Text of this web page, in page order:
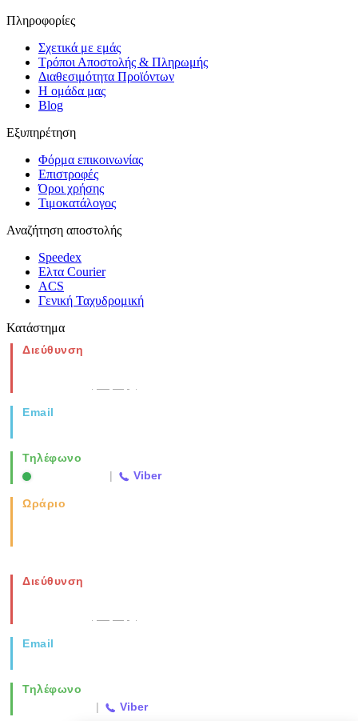
Πληροφορίες
Σχετικά με εμάς
Τρόποι Αποστολής & Πληρωμής
Διαθεσιμότητα Προϊόντων
Η ομάδα μας
Blog
Εξυπηρέτηση
Φόρμα επικοινωνίας
Επιστροφές
Όροι χρήσης
Τιμοκατάλογος
Αναζήτηση αποστολής
Speedex
Ελτα Courier
ACS
Γενική Ταχυδρομική
Κατάστημα
Διεύθυνση
Email
Τηλέφωνο
| Viber
Ωράριο
Διεύθυνση
Email
Τηλέφωνο
| Viber